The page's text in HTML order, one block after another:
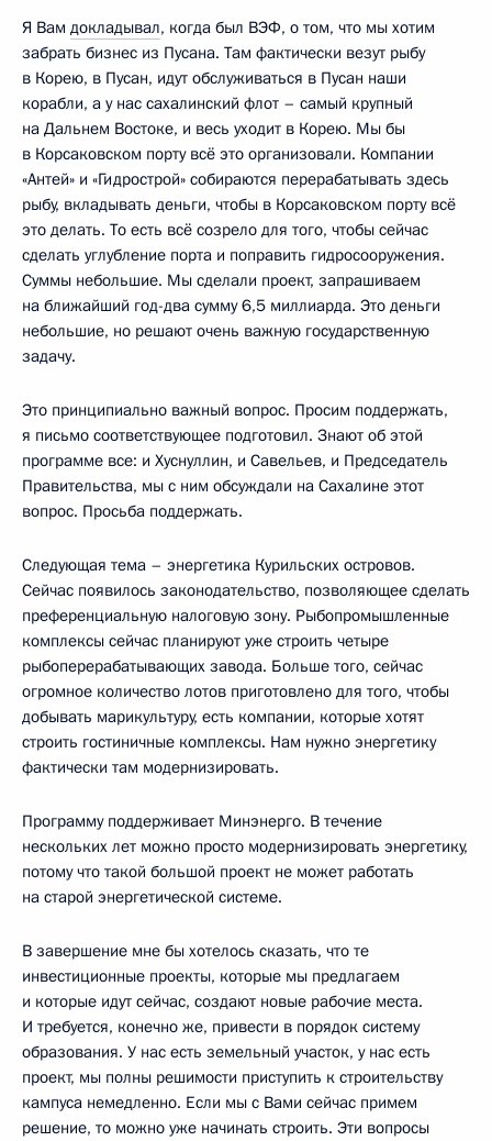
Я Вам докладывал, когда был ВЭФ, о том, что мы хотим
забрать бизнес из Пусана. Там фактически везут рыбу
в Корею, в Пусан, идут обслуживаться в Пусан наши
корабли, а у нас сахалинский флот – самый крупный
на Дальнем Востоке, и весь уходит в Корею. Мы бы
в Корсаковском порту всё это организовали. Компании
«Антей» и «Гидрострой» собираются перерабатывать здесь
рыбу, вкладывать деньги, чтобы в Корсаковском порту всё
это делать. То есть всё созрело для того, чтобы сейчас
сделать углубление порта и поправить гидросооружения.
Суммы небольшие. Мы сделали проект, запрашиваем
на ближайший год-два сумму 6,5 миллиарда. Это деньги
небольшие, но решают очень важную государственную
задачу.
Это принципиально важный вопрос. Просим поддержать,
я письмо соответствующее подготовил. Знают об этой
программе все: и Хуснуллин, и Савельев, и Председатель
Правительства, мы с ним обсуждали на Сахалине этот
вопрос. Просьба поддержать.
Следующая тема – энергетика Курильских островов.
Сейчас появилось законодательство, позволяющее сделать
преференциальную налоговую зону. Рыбопромышленные
комплексы сейчас планируют уже строить четыре
рыбоперерабатывающих завода. Больше того, сейчас
огромное количество лотов приготовлено для того, чтобы
добывать марикультуру, есть компании, которые хотят
строить гостиничные комплексы. Нам нужно энергетику
фактически там модернизировать.
Программу поддерживает Минэнерго. В течение
нескольких лет можно просто модернизировать энергетику,
потому что такой большой проект не может работать
на старой энергетической системе.
В завершение мне бы хотелось сказать, что те
инвестиционные проекты, которые мы предлагаем
и которые идут сейчас, создают новые рабочие места.
И требуется, конечно же, привести в порядок систему
образования. У нас есть земельный участок, у нас есть
проект, мы полны решимости приступить к строительству
кампуса немедленно. Если мы с Вами сейчас примем
решение, то можно уже начинать строить. Эти вопросы